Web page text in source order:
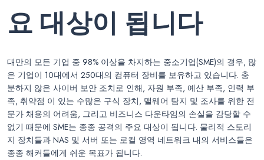
요 대상이 됩니다
대만의 모든 기업 중 98% 이상을 차지하는 중소기업(SME)의 경우, 많
은 기업이 10대에서 250대의 컴퓨터 장비를 보유하고 있습니다. 충
분하지 않은 사이버 보안 조치로 인해, 자원 부족, 예산 부족, 인력 부
족, 취약점 이 있는 수많은 구식 장치, 맬웨어 탐지 및 조사를 위한 전
문가 채용의 어려움, 그리고 비즈니스 다운타임의 손실을 감당할 수
없기 때문에 SME는 종종 공격의 주요 대상이 됩니다. 물리적 스토리
지 장치들과 NAS 및 서버 또는 로컬 영역 네트워크 내의 서비스들은
종종 해커들에게 쉬운 목표가 됩니다.